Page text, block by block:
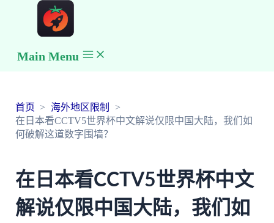
Main Menu
首页
海外地区限制
在日本看CCTV5世界杯中文解说仅限中国大陆，我们如
何破解这道数字围墙？
在日本看CCTV5世界杯中文
解说仅限中国大陆，我们如